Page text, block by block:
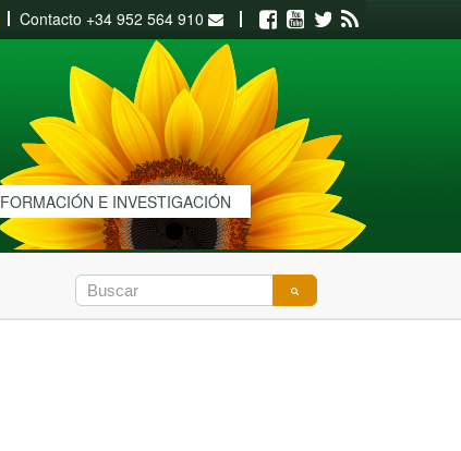
Contacto +34 952 564 910 Facebook
Youtube
Twitter
FORMACIÓN E INVESTIGACIÓN